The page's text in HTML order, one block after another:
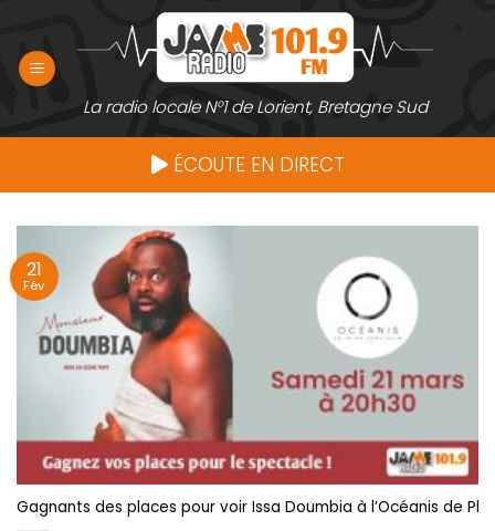
contenu
La radio locale N°1 de Lorient, Bretagne Sud
ÉCOUTE EN DIRECT
Gagnants des places pour voir Issa Doumbia à l’Océanis de
21
Fév